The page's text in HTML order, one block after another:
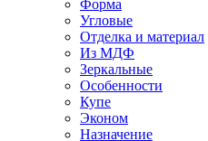
Форма
Угловые
Отделка и материал
Из МДФ
Зеркальные
Особенности
Купе
Эконом
Назначение